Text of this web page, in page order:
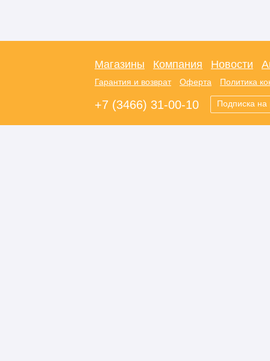
Магазины Компания Новости
Гарантия и возврат Оферта Политика
+7 (3466) 31-00-10 Подписка на